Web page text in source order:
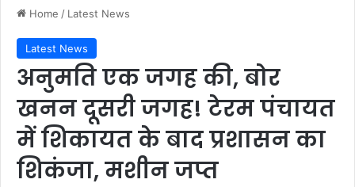
Home / Latest News
Latest News
अनुमति एक जगह की, बोर
खनन दूसरी जगह! टेरम पंचायत
में शिकायत के बाद प्रशासन का
शिकंजा, मशीन जप्त